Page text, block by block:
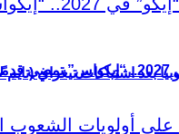
بعد اشتباكات تيغراي (تايم